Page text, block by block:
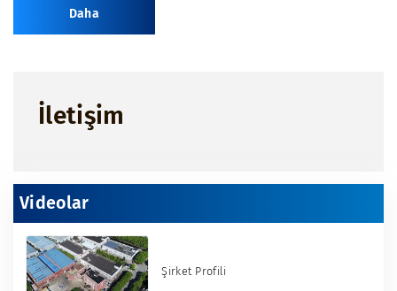
Daha
İletişim
Videolar
Şirket Profili